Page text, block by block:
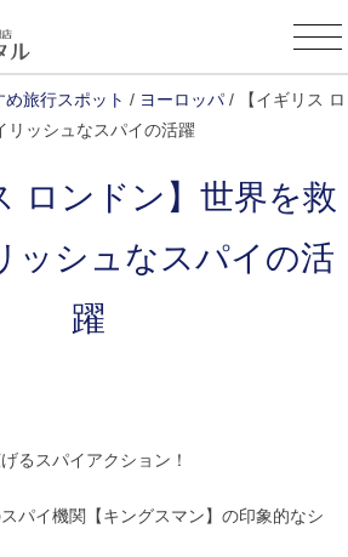
旅行スポット / ヨーロッパ / 【イギリス ロ
リッシュなスパイの活躍
ロンドン】世界を救
ッシュなスパイの活
躍
るスパイアクション！
パイ機関【キングスマン】の印象的なシ